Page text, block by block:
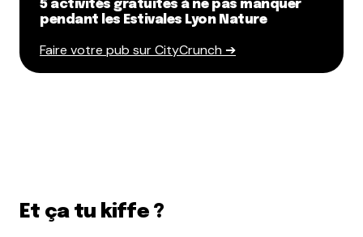
5 activités gratuites à ne pas manquer
pendant les Estivales Lyon Nature
Faire votre pub sur CityCrunch ➔
Et ça tu kiffe ?